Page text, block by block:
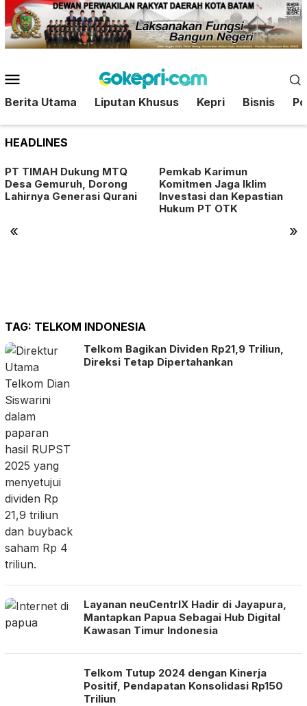
Loncat
ke
konten
Mobile
Berita Utama Liputan Khusus Kepri Bisnis
HEADLINES
« »
PT TIMAH Dukung MTQ
Desa Gemuruh, Dorong
Lahirnya Generasi Qurani
Pemkab Karimun
Komitmen Jaga Iklim
Investasi dan Kepastian
Hukum PT OTK
TAG: TELKOM INDONESIA
Telkom Bagikan Dividen Rp21,9 Triliun,
Direksi Tetap Dipertahankan
Layanan neuCentrIX Hadir di Jayapura,
Mantapkan Papua Sebagai Hub Digital
Kawasan Timur Indonesia
Telkom Tutup 2024 dengan Kinerja
Positif, Pendapatan Konsolidasi Rp150
Triliun